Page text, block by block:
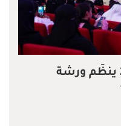
معرض جازان للكتاب 2025 ينظّم ورشة